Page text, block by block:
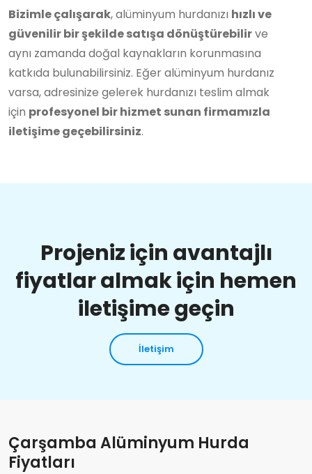
Bizimle çalışarak, alüminyum hurdanızı hızlı ve
güvenilir bir şekilde satışa dönüştürebilirve
aynı zamanda doğal kaynakların korunmasına
katkıda bulunabilirsiniz. Eğer alüminyum hurdanız
varsa, adresinize gelerek hurdanızı teslim almak
için profesyonel bir hizmet sunan firmamızla
iletişime geçebilirsiniz.
Projeniz için avantajlı
fiyatlar almak için hemen
iletişime geçin
İletişim
Çarşamba Alüminyum Hurda
Fiyatları